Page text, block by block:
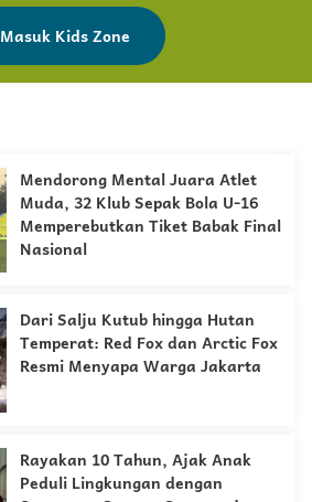
Masuk Kids Zone
Mendorong Mental Juara Atlet
Muda, 32 Klub Sepak Bola U-16
Memperebutkan Tiket Babak Final
Nasional
Dari Salju Kutub hingga Hutan
Temperat: Red Fox dan Arctic Fox
Resmi Menyapa Warga Jakarta
Rayakan 10 Tahun, Ajak Anak
Peduli Lingkungan dengan